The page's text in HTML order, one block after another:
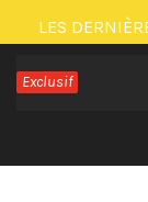
Passer
au
contenu
LES
Exclusif